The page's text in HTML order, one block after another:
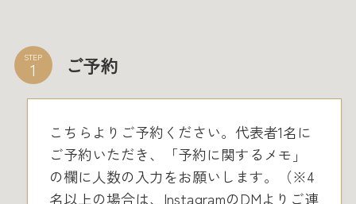
STEP ご予約
こちらよりご予約ください。代表者1名に
ご予約いただき、「予約に関するメモ」
の欄に人数の入力をお願いします。（※4
名以上の場合は、InstagramのDMよりご連